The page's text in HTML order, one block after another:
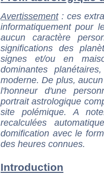
Avertissement: ces
informatiquement pour
aucun caractère
significations des
signes et/ou en
dominantes
moderne. De plus,
l'honneur d'une
portrait astrologique
site polémique. A
recalculées
domification avec le
des heures connues.
Introduction